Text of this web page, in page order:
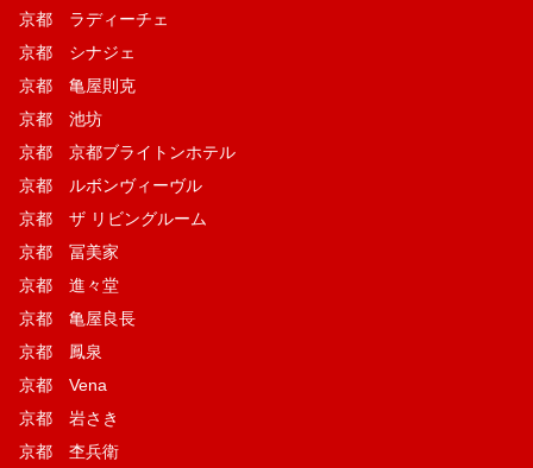
京都 ラディーチェ
京都 シナジェ
京都 亀屋則克
京都 池坊
京都 京都ブライトンホテル
京都 ルボンヴィーヴル
京都 ザ リビングルーム
京都 冨美家
京都 進々堂
京都 亀屋良長
京都 鳳泉
京都 Vena
京都 岩さき
京都 杢兵衛